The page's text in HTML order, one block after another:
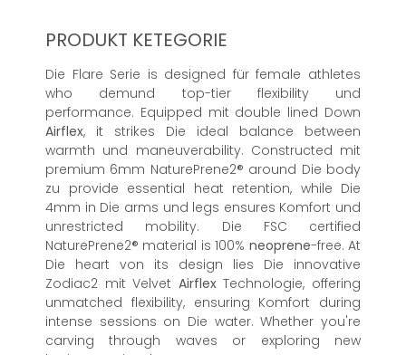
PRODUKT KETEGORIE
Die Flare Serie is designed für female athletes
who demund top-tier flexibility und
performance. Equipped mit double lined Down
Airflex, it strikes Die ideal balance between
warmth und maneuverability. Constructed mit
premium 6mm NaturePrene2® around Die body
zu provide essential heat retention, while Die
4mm in Die arms und legs ensures Komfort und
unrestricted mobility. Die FSC certified
NaturePrene2® material is 100% neoprene-free. At
Die heart von its design lies Die innovative
Zodiac2 mit Velvet AirflexTechnologie, offering
unmatched flexibility, ensuring Komfort during
intense sessions on Die water. Whether you're
carving through waves or exploring new